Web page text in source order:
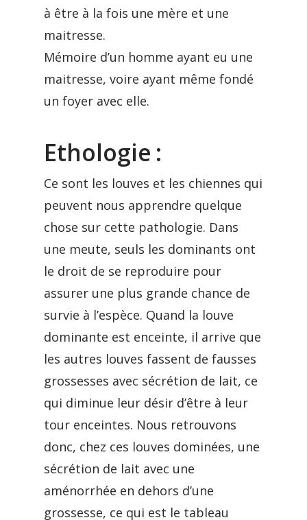
à être à la fois une mère et une
maitresse.
Mémoire d’un homme ayant eu une
maitresse, voire ayant même fondé
un foyer avec elle.
Ethologie :
Ce sont les louves et les chiennes qui
peuvent nous apprendre quelque
chose sur cette pathologie. Dans
une meute, seuls les dominants ont
le droit de se reproduire pour
assurer une plus grande chance de
survie à l’espèce. Quand la louve
dominante est enceinte, il arrive que
les autres louves fassent de fausses
grossesses avec sécrétion de lait, ce
qui diminue leur désir d’être à leur
tour enceintes. Nous retrouvons
donc, chez ces louves dominées, une
sécrétion de lait avec une
aménorrhée en dehors d’une
grossesse, ce qui est le tableau